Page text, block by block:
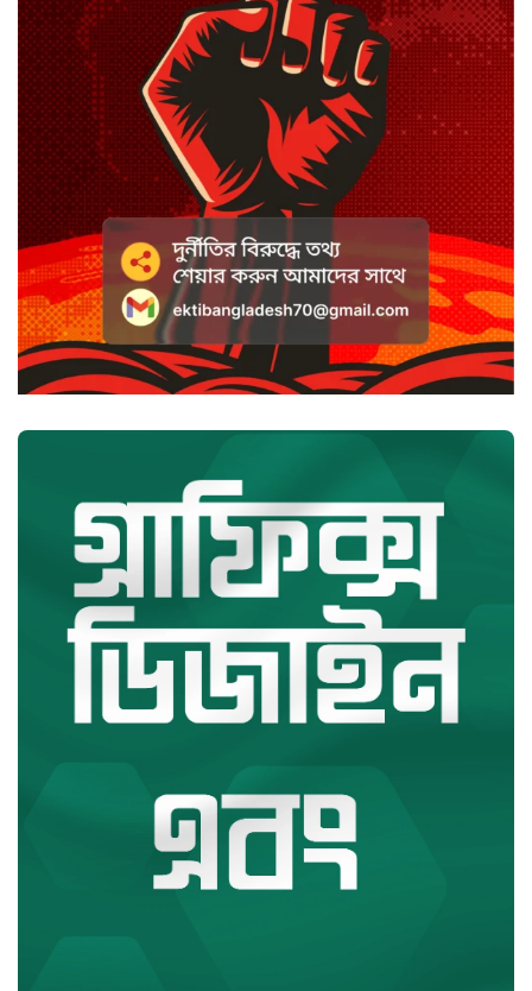
ডিজিটাল ভূমি সেবায় জবাবদিহি
নিশ্চিতের নির্দেশ
সবুজবাগে ময়লার স্তূপ থেকে তরুণীর
খণ্ডিত মাথা ও হাত উদ্ধার